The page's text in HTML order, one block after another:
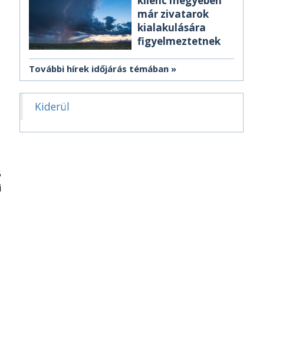
már zivatarok
kialakulására
figyelmeztetnek
További hírek időjárás témában
Kiderül